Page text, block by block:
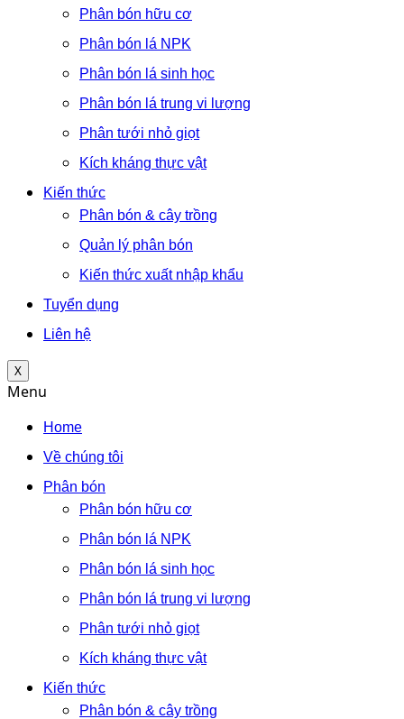
Phân bón hữu cơ
Phân bón lá NPK
Phân bón lá sinh học
Phân bón lá trung vi lượng
Phân tưới nhỏ giọt
Kích kháng thực vật
Kiến thức
Phân bón & cây trồng
Quản lý phân bón
Kiến thức xuất nhập khẩu
Tuyển dụng
Liên hệ
X
Menu
Home
Về chúng tôi
Phân bón
Phân bón hữu cơ
Phân bón lá NPK
Phân bón lá sinh học
Phân bón lá trung vi lượng
Phân tưới nhỏ giọt
Kích kháng thực vật
Kiến thức
Phân bón & cây trồng